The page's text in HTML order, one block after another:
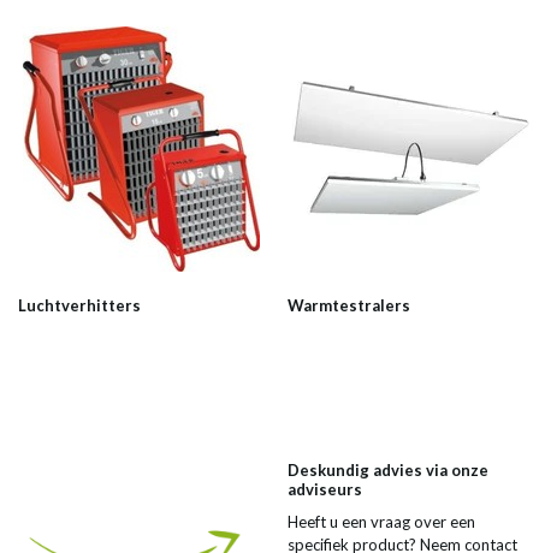
Luchtverhitters Warmtestralers
Deskundig advies via onze
adviseurs
Heeft u een vraag over een
specifiek product? Neem contact